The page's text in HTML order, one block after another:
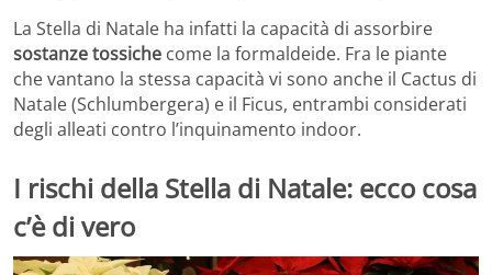
La Stella di Natale ha infatti la capacità di assorbire
sostanze tossiche come la formaldeide. Fra le piante
che vantano la stessa capacità vi sono anche il Cactus di
Natale (Schlumbergera) e il Ficus, entrambi considerati
degli alleati contro l’inquinamento indoor.
I rischi della Stella di Natale: ecco cosa
c’è di vero